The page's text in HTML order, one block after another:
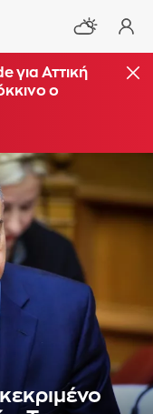
για Αττική
ο